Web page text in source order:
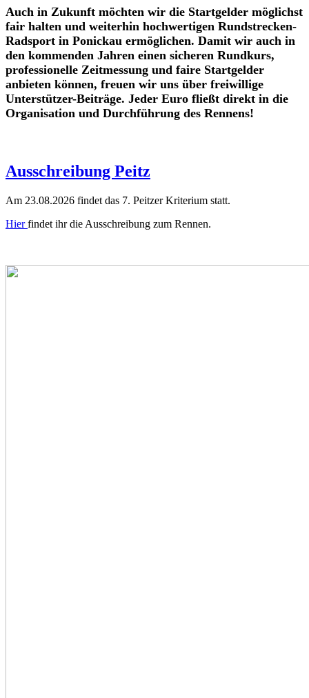
Auch in Zukunft möchten wir die Startgelder möglichst
fair halten und weiterhin hochwertigen Rundstrecken-
Radsport in Ponickau ermöglichen. Damit wir auch in
den kommenden Jahren einen sicheren Rundkurs,
professionelle Zeitmessung und faire Startgelder
anbieten können, freuen wir uns über freiwillige
Unterstützer-Beiträge. Jeder Euro fließt direkt in die
Organisation und Durchführung des Rennens!
Ausschreibung Peitz
Am 23.08.2026 findet das 7. Peitzer Kriterium statt.
Hierfindet ihr die Ausschreibung zum Rennen.